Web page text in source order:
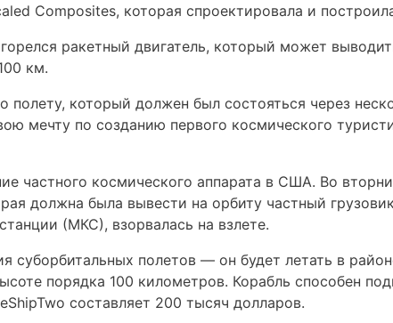
Composites, которая спроектировала и
ракетный двигатель, который может
км.
полету, который должен был состояться через
мечту по созданию первого космического
частного космического аппарата в США. Во
должна была вывести на орбиту частный
(МКС), взорвалась на взлете.
суборбитальных полетов — он будет летать в
порядка 100 километров. Корабль способен
составляет 200 тысяч долларов.